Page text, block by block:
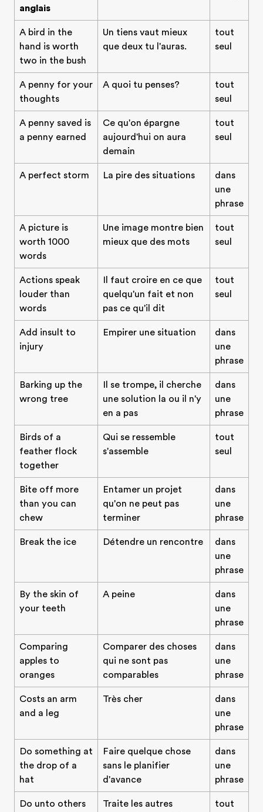
anglais
A bird in the
hand is worth
two in the bush
Un tiens vaut mieux
que deux tu l'auras.
tout
seul
A penny for your
thoughts
A quoi tu penses?
tout
seul
A penny saved is
a penny earned
Ce qu'on épargne
aujourd'hui on aura
demain
tout
seul
A perfect storm La pire des situations
dans
une
phrase
A picture is
worth 1000
words
Une image montre bien
mieux que des mots
tout
seul
Actions speak
louder than
words
Il faut croire en ce que
quelqu'un fait et non
pas ce qu'il dit
tout
seul
Add insult to
injury
Empirer une situation
dans
une
phrase
Barking up the
wrong tree
Il se trompe, il cherche
une solution la ou il n'y
en a pas
dans
une
phrase
Birds of a
feather flock
together
Qui se ressemble
s'assemble
tout
seul
Bite off more
than you can
chew
Entamer un projet
qu'on ne peut pas
terminer
dans
une
phrase
Break the ice Détendre un rencontre
dans
une
phrase
By the skin of
your teeth
A peine
dans
une
phrase
Comparing
apples to
oranges
Comparer des choses
qui ne sont pas
comparables
dans
une
phrase
Costs an arm
and a leg
Très cher
dans
une
phrase
Do something at
the drop of a
hat
Faire quelque chose
sans le planifier
d'avance
dans
une
phrase
Do unto others
Traite les autres
tout